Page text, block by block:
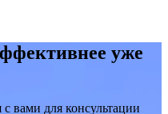
уже
вами для консультации